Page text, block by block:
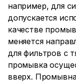
например, для
допускается
качестве
меняется
для фильтров с
промывка
вверх.